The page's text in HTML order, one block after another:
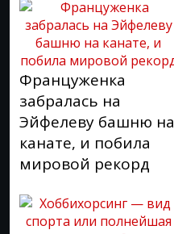
Француженка
забралась на
Эйфелеву башню на
канате, и побила
мировой рекорд